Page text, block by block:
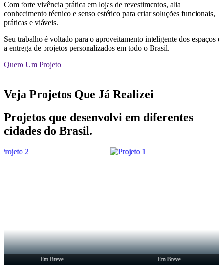
Com forte vivência prática em lojas de revestimentos, alia
conhecimento técnico e senso estético para criar soluções funcionais,
práticas e viáveis.
Seu trabalho é voltado para o aproveitamento inteligente dos espaços
a entrega de projetos personalizados em todo o Brasil.
Quero Um Projeto
Veja Projetos Que Já Realizei
Projetos que desenvolvi em diferentes
cidades do Brasil.
Em Breve Em Breve